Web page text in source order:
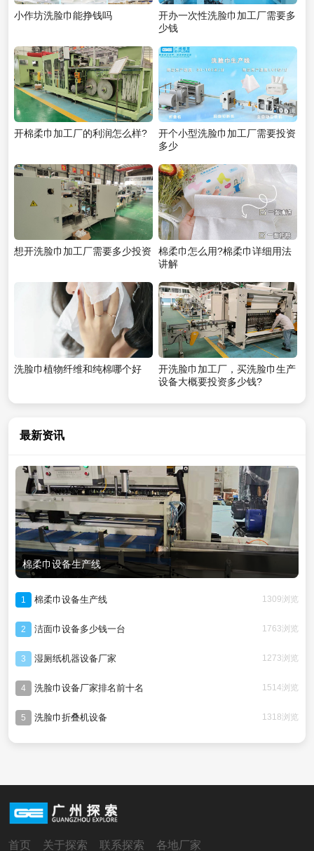
小作坊洗脸巾能挣钱吗
开办一次性洗脸巾加工厂需要多
少钱
开棉柔巾加工厂的利润怎么样?
开个小型洗脸巾加工厂需要投资
多少
想开洗脸巾加工厂需要多少投资
棉柔巾怎么用?棉柔巾详细用法
讲解
洗脸巾植物纤维和纯棉哪个好
开洗脸巾加工厂，买洗脸巾生产
设备大概要投资多少钱?
最新资讯
棉柔巾设备生产线
1 棉柔巾设备生产线 1309浏览
2 洁面巾设备多少钱一台 1763浏览
3 湿厕纸机器设备厂家 1273浏览
4 洗脸巾设备厂家排名前十名 1514浏览
5 洗脸巾折叠机设备 1318浏览
首页 关于探索 联系探索 各地厂家